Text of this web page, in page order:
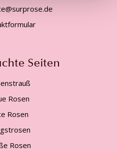
Seiten
Rosen
Rosen
Rosen